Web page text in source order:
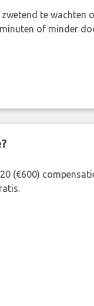
te wachten
of minder
(€600)